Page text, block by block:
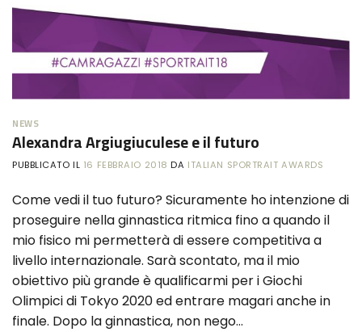
NEWS
Alexandra Argiugiuculese e il futuro
PUBBLICATO IL 16 FEBBRAIO 2018 DA ITALIAN SPORTRAIT AWARDS
Come vedi il tuo futuro? Sicuramente ho intenzione di
proseguire nella ginnastica ritmica fino a quando il
mio fisico mi permetterà di essere competitiva a
livello internazionale. Sarà scontato, ma il mio
obiettivo più grande è qualificarmi per i Giochi
Olimpici di Tokyo 2020 ed entrare magari anche in
finale. Dopo la ginnastica, non nego…